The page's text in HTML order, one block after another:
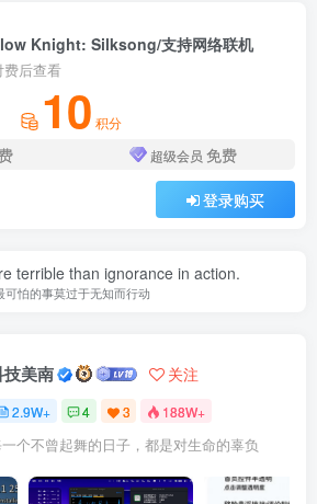
Knight: Silksong/支持网络联机
费后查看
10 积分
超级会员 免费
登录购买
terrible than ignorance in action.
可怕的事莫过于无知而行动
技美南 关注
2.9W+ 4 3 188W+
个不曾起舞的日子，都是对生命的辜负